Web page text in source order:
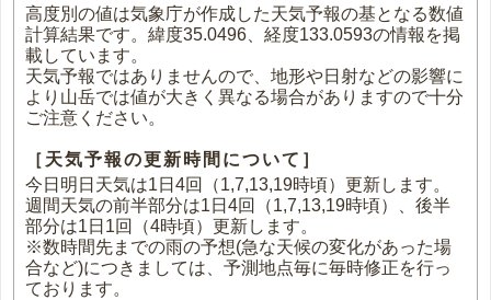
高度別の値は気象庁が作成した天気予報の基となる数値
計算結果です。緯度35.0496、経度133.0593の情報を掲
載しています。
天気予報ではありませんので、地形や日射などの影響に
より山岳では値が大きく異なる場合がありますので十分
ご注意ください。
［天気予報の更新時間について］
今日明日天気は1日4回（1,7,13,19時頃）更新します。
週間天気の前半部分は1日4回（1,7,13,19時頃）、後半
部分は1日1回（4時頃）更新します。
※数時間先までの雨の予想(急な天候の変化があった場
合など)につきましては、予測地点毎に毎時修正を行っ
ております。